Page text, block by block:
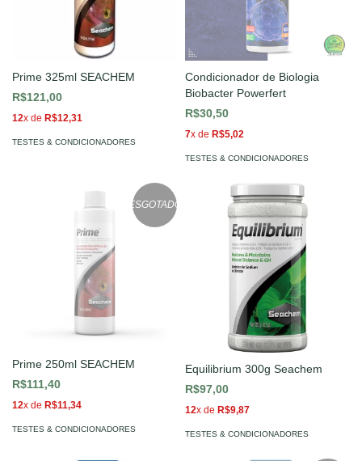
Prime 325ml SEACHEM
R$121,00
12x de R$12,31
TESTES & CONDICIONADORES
Condicionador de Biologia
Biobacter Powerfert
R$30,50
7x de R$5,02
TESTES & CONDICIONADORES
ESGOTADO
Prime 250ml SEACHEM
R$111,40
12x de R$11,34
TESTES & CONDICIONADORES
Equilibrium 300g Seachem
R$97,00
12x de R$9,87
TESTES & CONDICIONADORES